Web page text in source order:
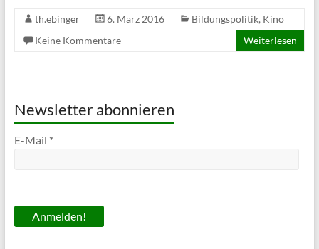
th.ebinger 6. März 2016 Bildungspolitik, Kino
Keine Kommentare
Weiterlesen
Newsletter abonnieren
E-Mail *